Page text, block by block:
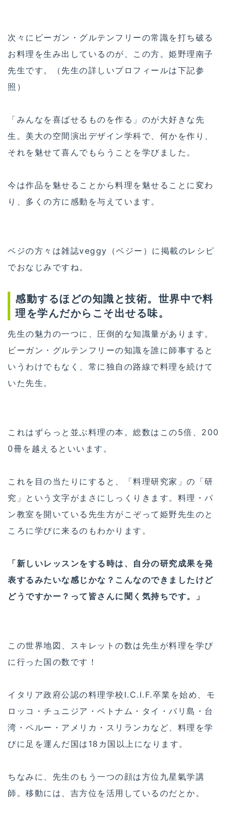
次々にビーガン・グルテンフリーの常識を打ち破る
お料理を生み出しているのが、この方。姫野理南子
先生です。（先生の詳しいプロフィールは下記参
照）
「みんなを喜ばせるものを作る」のが大好きな先
生。美大の空間演出デザイン学科で、何かを作り、
それを魅せて喜んでもらうことを学びました。
今は作品を魅せることから料理を魅せることに変わ
り、多くの方に感動を与えています。
ベジの方々は雑誌veggy（ベジー）に掲載のレシピ
でおなじみですね。
感動するほどの知識と技術。世界中で料
理を学んだからこそ出せる味。
先生の魅力の一つに、圧倒的な知識量があります。
ビーガン・グルテンフリーの知識を誰に師事すると
いうわけでもなく、常に独自の路線で料理を続けて
いた先生。
これはずらっと並ぶ料理の本。総数はこの5倍、200
0冊を越えるといいます。
これを目の当たりにすると、「料理研究家」の「研
究」という文字がまさにしっくりきます。料理・パ
ン教室を開いている先生方がこぞって姫野先生のと
ころに学びに来るのもわかります。
「新しいレッスンをする時は、自分の研究成果を発
表するみたいな感じかな？こんなのできましたけど
どうですかー？って皆さんに聞く気持ちです。」
この世界地図、スキレットの数は先生が料理を学び
に行った国の数です！
イタリア政府公認の料理学校I.C.I.F.卒業を始め、モ
ロッコ・チュニジア・ベトナム・タイ・バリ島・台
湾・ペルー・アメリカ・スリランカなど、料理を学
びに足を運んだ国は18カ国以上になります。
ちなみに、先生のもう一つの顔は方位九星氣学講
師。移動には、吉方位を活用しているのだとか。